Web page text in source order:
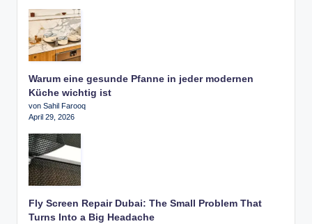
Warum eine gesunde Pfanne in jeder modernen
Küche wichtig ist
von Sahil Farooq
April 29, 2026
Fly Screen Repair Dubai: The Small Problem That
Turns Into a Big Headache